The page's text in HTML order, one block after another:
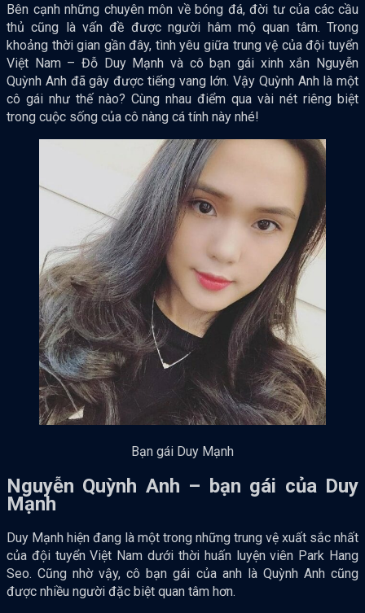
Bên cạnh những chuyên môn về bóng đá, đời tư của các cầu
thủ cũng là vấn đề được người hâm mộ quan tâm. Trong
khoảng thời gian gần đây, tình yêu giữa trung vệ của đội tuyển
Việt Nam – Đỗ Duy Mạnh và cô bạn gái xinh xắn Nguyễn
Quỳnh Anh đã gây được tiếng vang lớn. Vậy Quỳnh Anh là một
cô gái như thế nào? Cùng nhau điểm qua vài nét riêng biệt
trong cuộc sống của cô nàng cá tính này nhé!
Bạn gái Duy Mạnh
Nguyễn Quỳnh Anh – bạn gái của Duy
Mạnh
Duy Mạnh hiện đang là một trong những trung vệ xuất sắc nhất
của đội tuyển Việt Nam dưới thời huấn luyện viên Park Hang
Seo. Cũng nhờ vậy, cô bạn gái của anh là Quỳnh Anh cũng
được nhiều người đặc biệt quan tâm hơn.